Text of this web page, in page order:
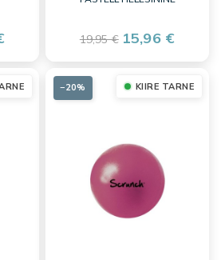
19,95 € 15,96 €
KIIRE TARNE
−20%